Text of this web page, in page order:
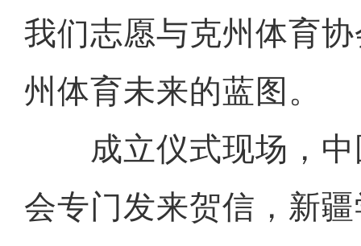
我们志愿与克州体育
州体育未来的蓝图。
成立仪式现场，中
会专门发来贺信，新